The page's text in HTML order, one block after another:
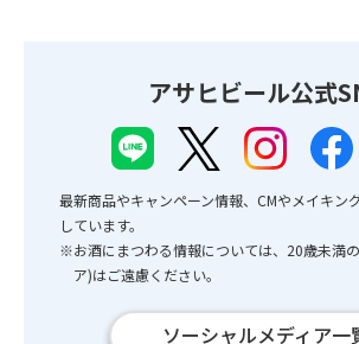
アサヒビール公式
最新商品やキャンペーン情報、CMやメイキン
しています。
※お酒にまつわる情報については、20歳未満
ア)はご遠慮ください。
ソーシャルメディア一